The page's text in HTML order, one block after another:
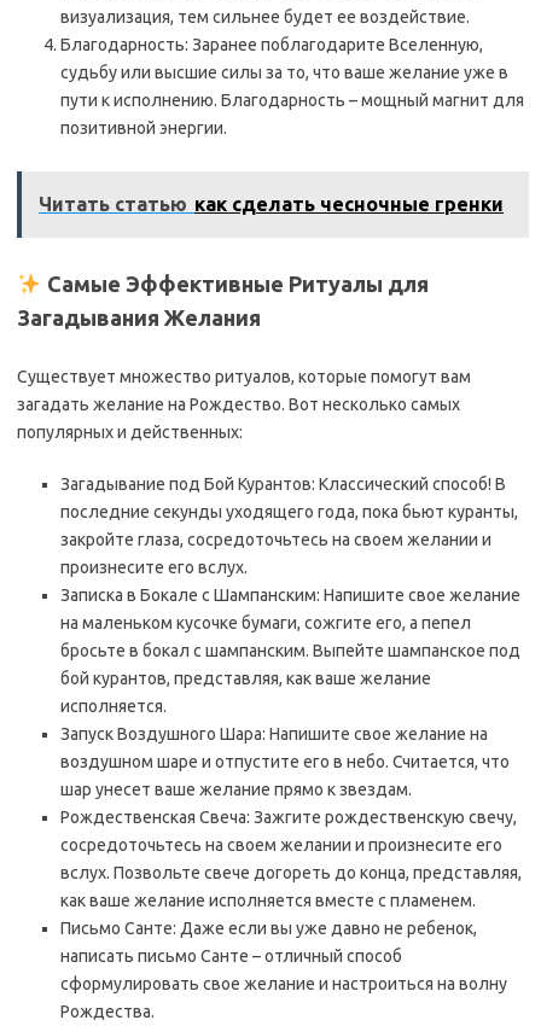
визуализация, тем сильнее будет ее воздействие.
Благодарность: Заранее поблагодарите Вселенную,
судьбу или высшие силы за то, что ваше желание уже в
пути к исполнению. Благодарность – мощный магнит для
позитивной энергии.
Читать статью как сделать чесночные гренки
Самые Эффективные Ритуалы для
Загадывания Желания
Существует множество ритуалов, которые помогут вам
загадать желание на Рождество. Вот несколько самых
популярных и действенных:
Загадывание под Бой Курантов: Классический способ! В
последние секунды уходящего года, пока бьют куранты,
закройте глаза, сосредоточьтесь на своем желании и
произнесите его вслух.
Записка в Бокале с Шампанским: Напишите свое желание
на маленьком кусочке бумаги, сожгите его, а пепел
бросьте в бокал с шампанским. Выпейте шампанское под
бой курантов, представляя, как ваше желание
исполняется.
Запуск Воздушного Шара: Напишите свое желание на
воздушном шаре и отпустите его в небо. Считается, что
шар унесет ваше желание прямо к звездам.
Рождественская Свеча: Зажгите рождественскую свечу,
сосредоточьтесь на своем желании и произнесите его
вслух. Позвольте свече догореть до конца, представляя,
как ваше желание исполняется вместе с пламенем.
Письмо Санте: Даже если вы уже давно не ребенок,
написать письмо Санте – отличный способ
сформулировать свое желание и настроиться на волну
Рождества.